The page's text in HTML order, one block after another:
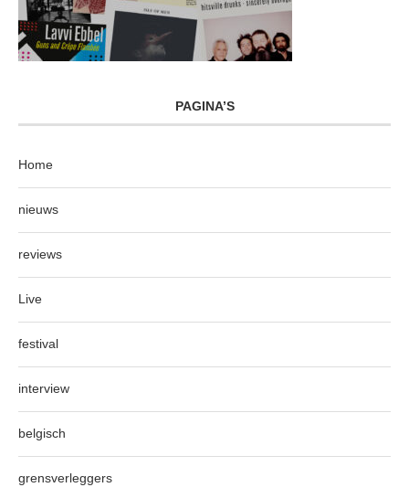
PAGINA’S
Home
nieuws
reviews
Live
festival
interview
belgisch
grensverleggers